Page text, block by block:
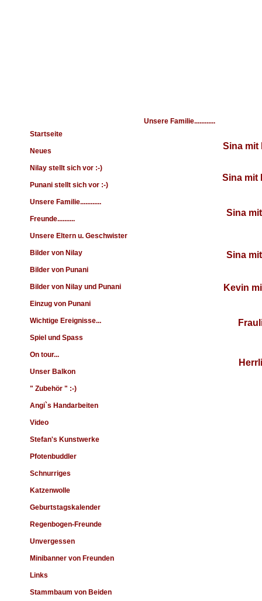
Startseite
Neues
Nilay stellt sich vor :-)
Punani stellt sich vor :-)
Unsere Familie............
Freunde..........
Unsere Eltern u. Geschwister
Bilder von Nilay
Bilder von Punani
Bilder von Nilay und Punani
Einzug von Punani
Wichtige Ereignisse...
Spiel und Spass
On tour...
Unser Balkon
" Zubehör " :-)
Angi`s Handarbeiten
Video
Stefan's Kunstwerke
Pfotenbuddler
Schnurriges
Katzenwolle
Geburtstagskalender
Regenbogen-Freunde
Unvergessen
Minibanner von Freunden
Links
Stammbaum von Beiden
Unsere Familie............
Sina
Sina mit
Sina
Sina
Kevin